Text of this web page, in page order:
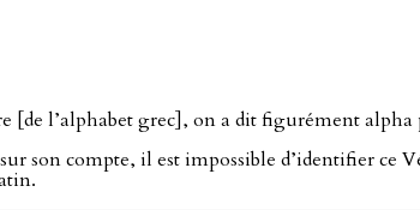
[de l’alphabet grec], on a dit figurément
son compte, il est impossible d’identifier